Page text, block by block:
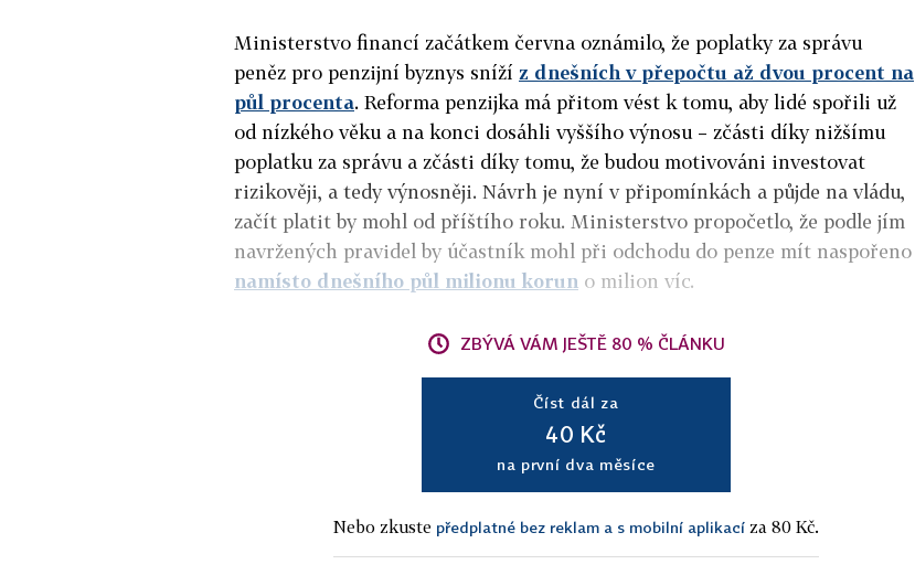
Ministerstvo financí začátkem června oznámilo, že poplatky za správu
peněz pro penzijní byznys sníží z dnešních v přepočtu až dvou procent na
půl procenta. Reforma penzijka má přitom vést k tomu, aby lidé spořili už
od nízkého věku a na konci dosáhli vyššího výnosu – zčásti díky nižšímu
poplatku za správu a zčásti díky tomu, že budou motivováni investovat
rizikověji, a tedy výnosněji. Návrh je nyní v připomínkách a půjde na vládu,
začít platit by mohl od příštího roku. Ministerstvo propočetlo, že podle jím
navržených pravidel by účastník mohl při odchodu do penze mít naspořeno
namísto dnešního půl milionu korun o milion víc.
ZBÝVÁ VÁM JEŠTĚ 80 % ČLÁNKU
Číst dál za
40 Kč
na první dva měsíce
Nebo zkuste předplatné bez reklam a s mobilní aplikací za 80 Kč.